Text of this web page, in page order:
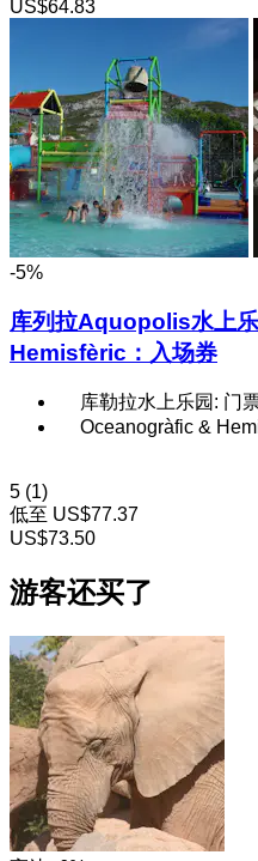
US$64.83
-5%
库列拉Aquopolis水上
Hemisfèric：入场券
库勒拉水上乐园: 门
Oceanogràfic &
5 (1)
低至 US$77.37
US$73.50
游客还买了